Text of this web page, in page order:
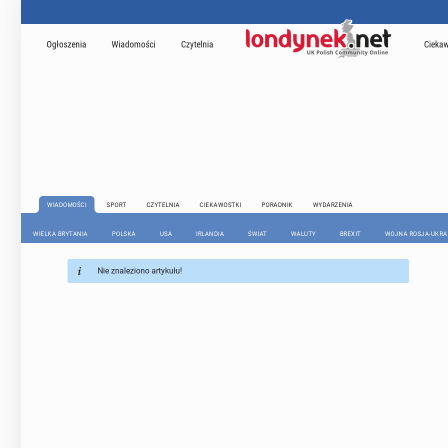
Ogłoszenia Wiadomości Czytelnia
WIADOMOŚCI SPORT CZYTELNIA CIEKAWOSTKI PORADNIK WYDARZENIA
WIELKA BRYTANIA POLSKA USA IRLANDIA ŚWIAT WALUTY BREXIT WOJNA ROSJA-
Nie znaleziono artykułu!